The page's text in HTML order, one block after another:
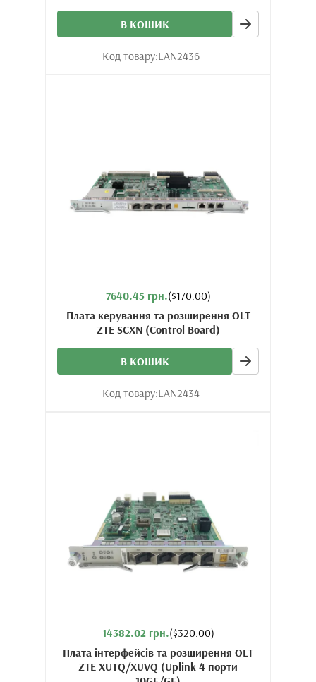
В КОШИК
Код товару:LAN2436
7640.45 грн.($170.00)
Плата керування та розширення OLT
ZTE SCXN (Control Board)
В КОШИК
Код товару:LAN2434
14382.02 грн.($320.00)
Плата інтерфейсів та розширення OLT
ZTE XUTQ/XUVQ (Uplink 4 порти